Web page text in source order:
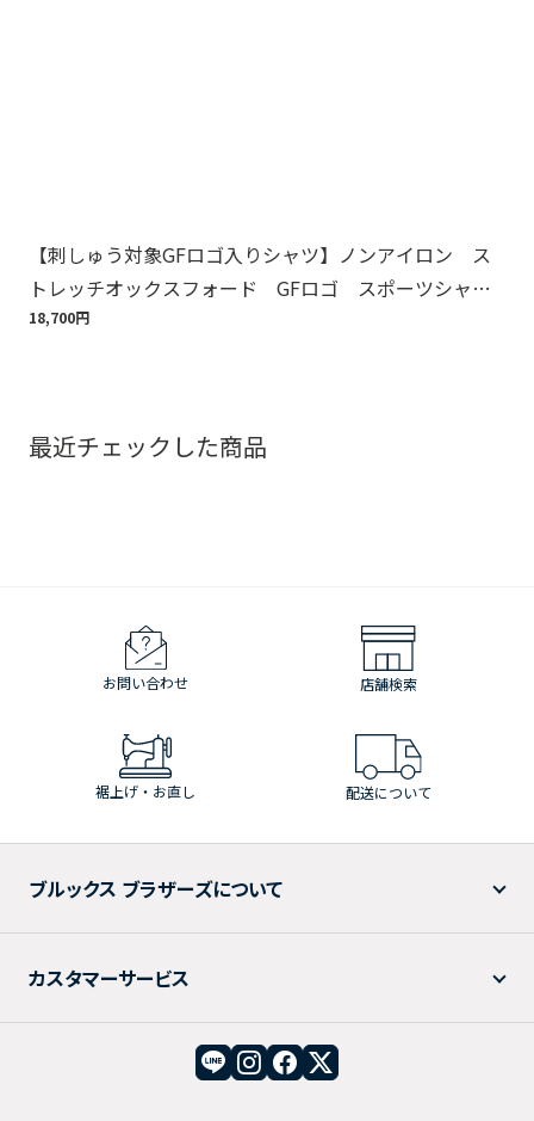
【刺しゅう対象GFロゴ入りシャツ】ノンアイロン ス
トレッチオックスフォード GFロゴ スポーツシャ
ツ Regular Fit
18,700円
最近チェックした商品
お問い合わせ 店舗検索
裾上げ・お直し 配送について
ブルックス ブラザーズについて
カスタマーサービス